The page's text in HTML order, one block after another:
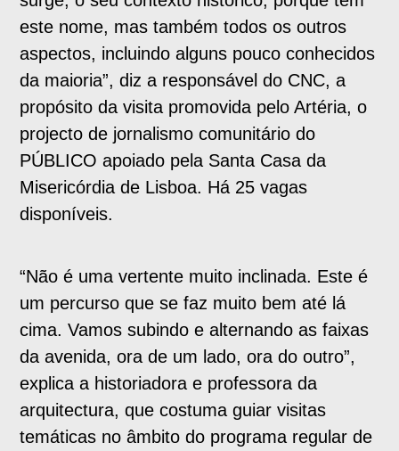
este nome, mas também todos os outros
aspectos, incluindo alguns pouco conhecidos
da maioria”, diz a responsável do CNC, a
propósito da visita promovida pelo Artéria, o
projecto de jornalismo comunitário do
PÚBLICO apoiado pela Santa Casa da
Misericórdia de Lisboa. Há 25 vagas
disponíveis.
“Não é uma vertente muito inclinada. Este é
um percurso que se faz muito bem até lá
cima. Vamos subindo e alternando as faixas
da avenida, ora de um lado, ora do outro”,
explica a historiadora e professora da
arquitectura, que costuma guiar visitas
temáticas no âmbito do programa regular de